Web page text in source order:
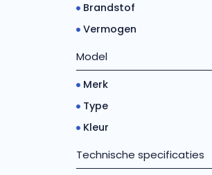
Brandstof
Vermogen
Model
Merk
Type
Kleur
Technische specificaties